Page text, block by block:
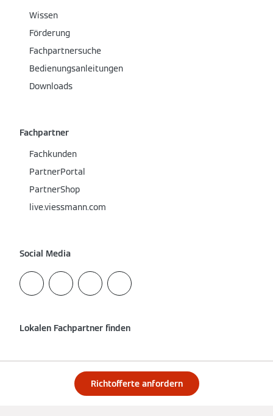
Richtofferte anfordern
Wissen
Förderung
Fachpartnersuche
Bedienungsanleitungen
Downloads
Fachpartner
Fachkunden
PartnerPortal
PartnerShop
live.viessmann.com
Social Media
Lokalen Fachpartner finden